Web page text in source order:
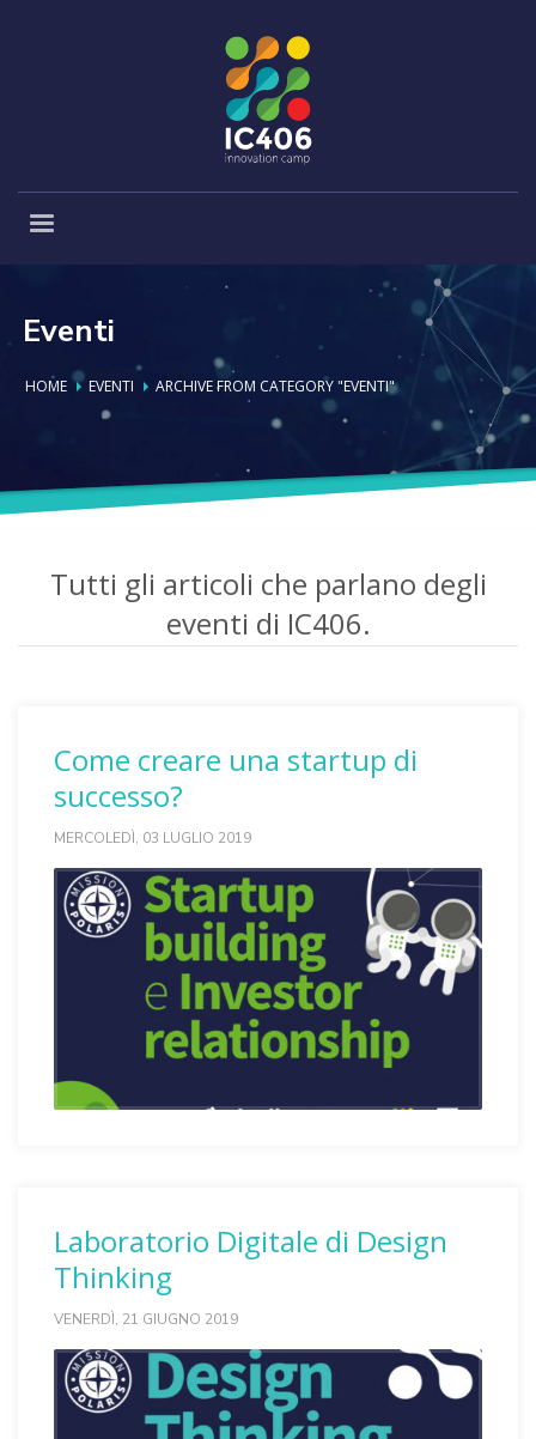
HOME EVENTI ARCHIVE FROM CATEGORY "EVENTI"
Eventi
Tutti gli articoli che parlano degli
eventi di IC406.
Come creare una startup di
successo?
MERCOLEDÌ, 03 LUGLIO 2019
Laboratorio Digitale di Design
Thinking
VENERDÌ, 21 GIUGNO 2019